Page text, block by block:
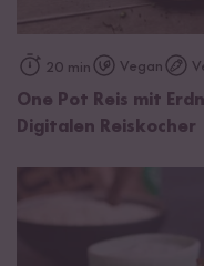
20 min Vegan
One Pot Reis mit
Digitalen Reiskocher